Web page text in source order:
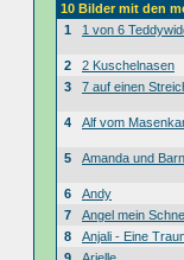
10 Bilder mit den
1
1 von 6
2
2 Kuschelnasen
3
7 auf einen
4 Alf vom
5 Amanda und
6
Andy
7
Angel mein
8
Anjali - Eine